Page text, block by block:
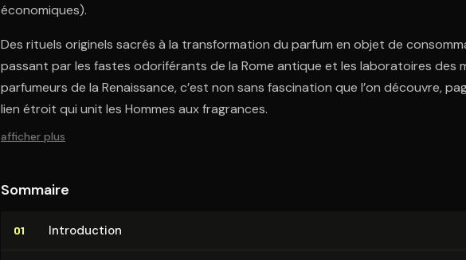
économiques).
Des rituels originels sacrés à la transformation du parfum en objet de
passant par les fastes odoriférants de la Rome antique et les laboratoires des
parfumeurs de la Renaissance, c’est non sans fascination que l’on découvre,
lien étroit qui unit les Hommes aux fragrances.
afficher plus
Sommaire
01 In­tro­duc­tion